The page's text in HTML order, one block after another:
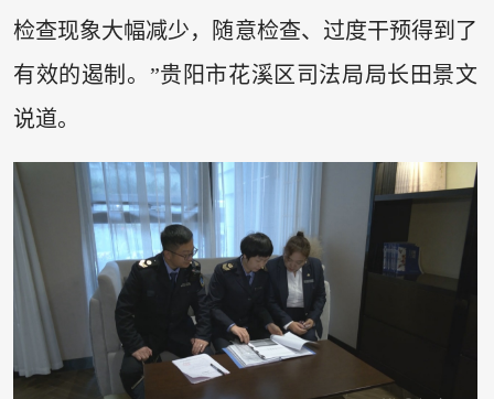
检查现象大幅减少，随意检查、过度干预得到了
有效的遏制。”贵阳市花溪区司法局局长田景文
说道。